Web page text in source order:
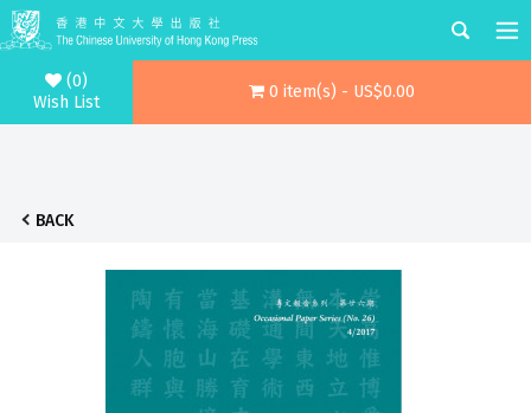
(0)
Wish List
0 item(s) - US$0.00
BACK